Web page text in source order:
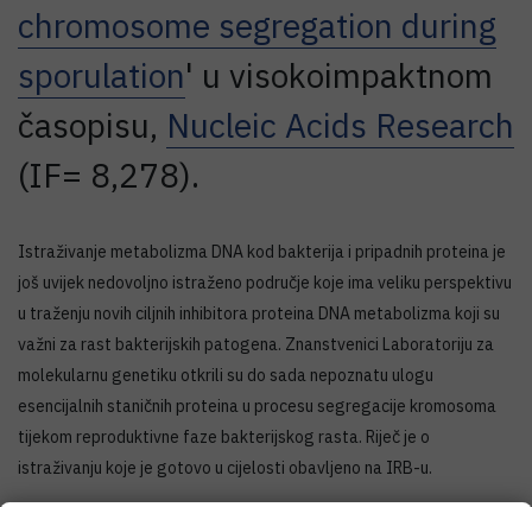
chromosome segregation during
sporulation' u visokoimpaktnom
časopisu, Nucleic Acids Research
(IF= 8,278).
Istraživanje metabolizma DNA kod bakterija i pripadnih proteina je
još uvijek nedovoljno istraženo područje koje ima veliku perspektivu
u traženju novih ciljnih inhibitora proteina DNA metabolizma koji su
važni za rast bakterijskih patogena. Znanstvenici Laboratoriju za
molekularnu genetiku otkrili su do sada nepoznatu ulogu
esencijalnih staničnih proteina u procesu segregacije kromosoma
tijekom reproduktivne faze bakterijskog rasta. Riječ je o
istraživanju koje je gotovo u cijelosti obavljeno na IRB-u.